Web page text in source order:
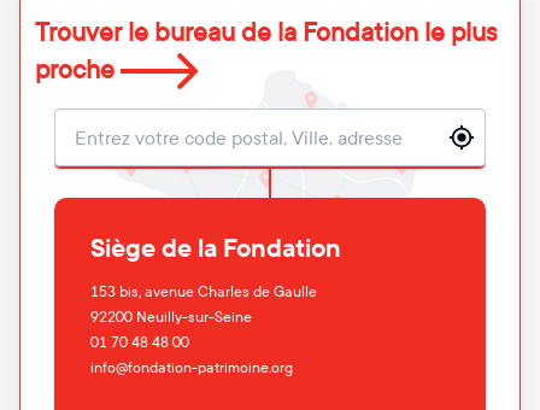
Trouver le bureau de la Fondation le plus
proche
Localisation
Siège de la Fondation
153 bis, avenue Charles de Gaulle
92200 Neuilly-sur-Seine
01 70 48 48 00
info@fondation-patrimoine.org